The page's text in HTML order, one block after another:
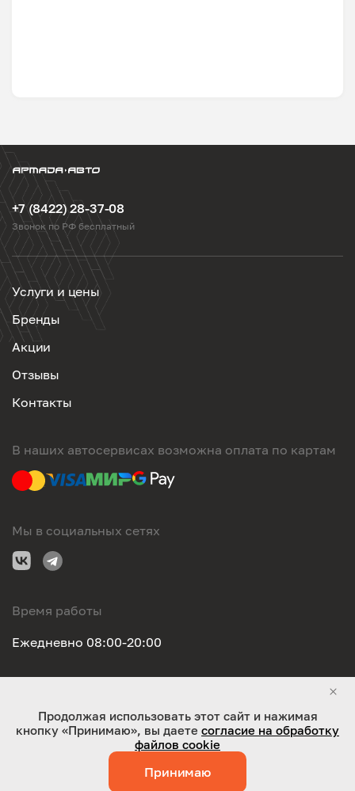
+7 (8422) 28-37-08
Звонок по РФ бесплатный
Услуги и цены
Бренды
Акции
Отзывы
Контакты
В наших автосервисах возможна оплата по картам
Мы в социальных сетях
Время работы
Ежедневно 08:00-20:00
ООО "Оригинал-сервис". Все права защищены 2026
Работает на технологиях:Jaky
Продолжая использовать этот сайт и нажимая
кнопку «Принимаю», вы даете согласие на обработку
файлов cookie
Принимаю